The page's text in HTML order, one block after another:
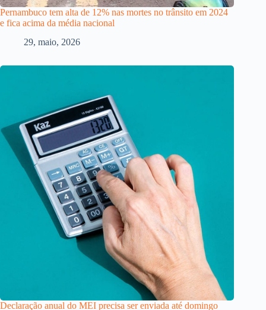
Pernambuco tem alta de 12% nas mortes no trânsito em 2024
e fica acima da média nacional
29, maio, 2026
Declaração anual do MEI precisa ser enviada até domingo